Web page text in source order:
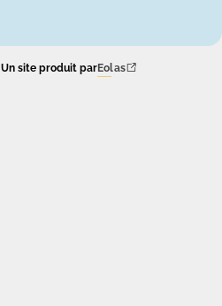
Un site produit parEolas